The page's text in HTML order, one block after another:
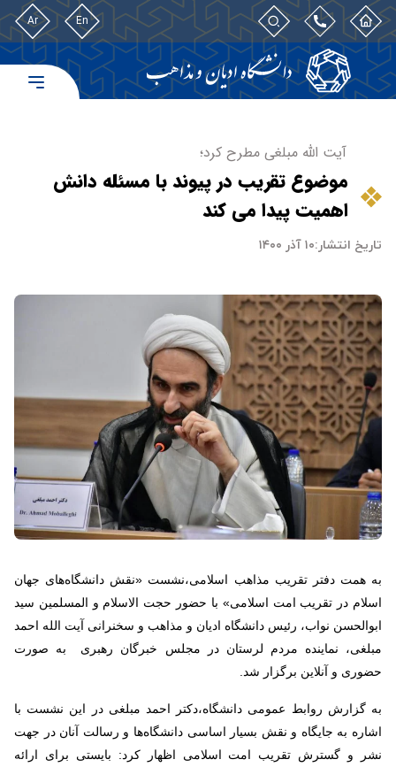
En
Ar
آیت الله مبلغی مطرح کرد؛
موضوع تقریب در پیوند با مسئله دانش
اهمیت پیدا می کند
تاریخ انتشار:۱۰ آذر ۱۴۰۰
به همت دفتر تقریب مذاهب اسلامی،نشست «نقش دانشگاه‌های جهان
اسلام در تقریب امت اسلامی» با حضور حجت الاسلام و المسلمین سید
ابوالحسن نواب، رئیس دانشگاه ادیان و مذاهب و سخنرانی آیت الله احمد
مبلغی، نماینده مردم لرستان در مجلس خبرگان رهبری به صورت
حضوری و آنلاین برگزار شد.
به گزارش روابط عمومی دانشگاه،دکتر احمد مبلغی در این نشست با
اشاره به جایگاه و نقش بسیار اساسی دانشگاه‌ها و رسالت آنان در جهت
نشر و گسترش تقریب امت اسلامی اظهار کرد: بایستی برای ارائه